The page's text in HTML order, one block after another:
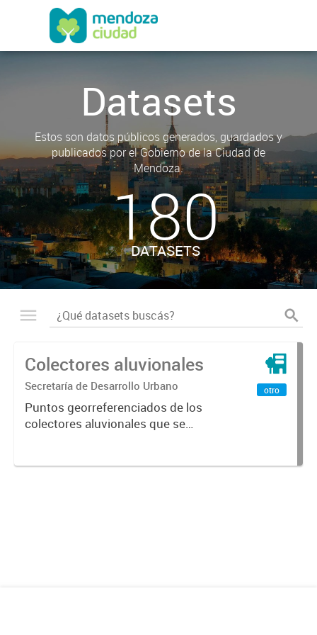
Datasets
Estos son datos públicos generados, guardados y
publicados por el Gobierno de la Ciudad de
Mendoza.
180
DATASETS
Colectores aluvionales
Secretaría de Desarrollo Urbano
Puntos georreferenciados de los
colectores aluvionales que se
otro